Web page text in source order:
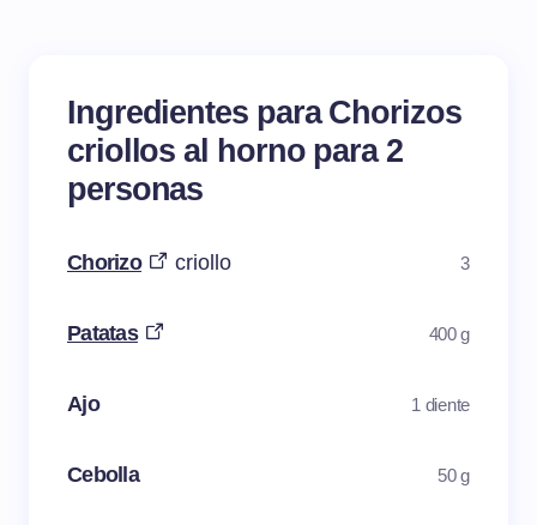
Ingredientes para Chorizos
criollos al horno para 2
personas
Chorizo criollo 3
Patatas 400 g
Ajo 1 diente
Cebolla 50 g